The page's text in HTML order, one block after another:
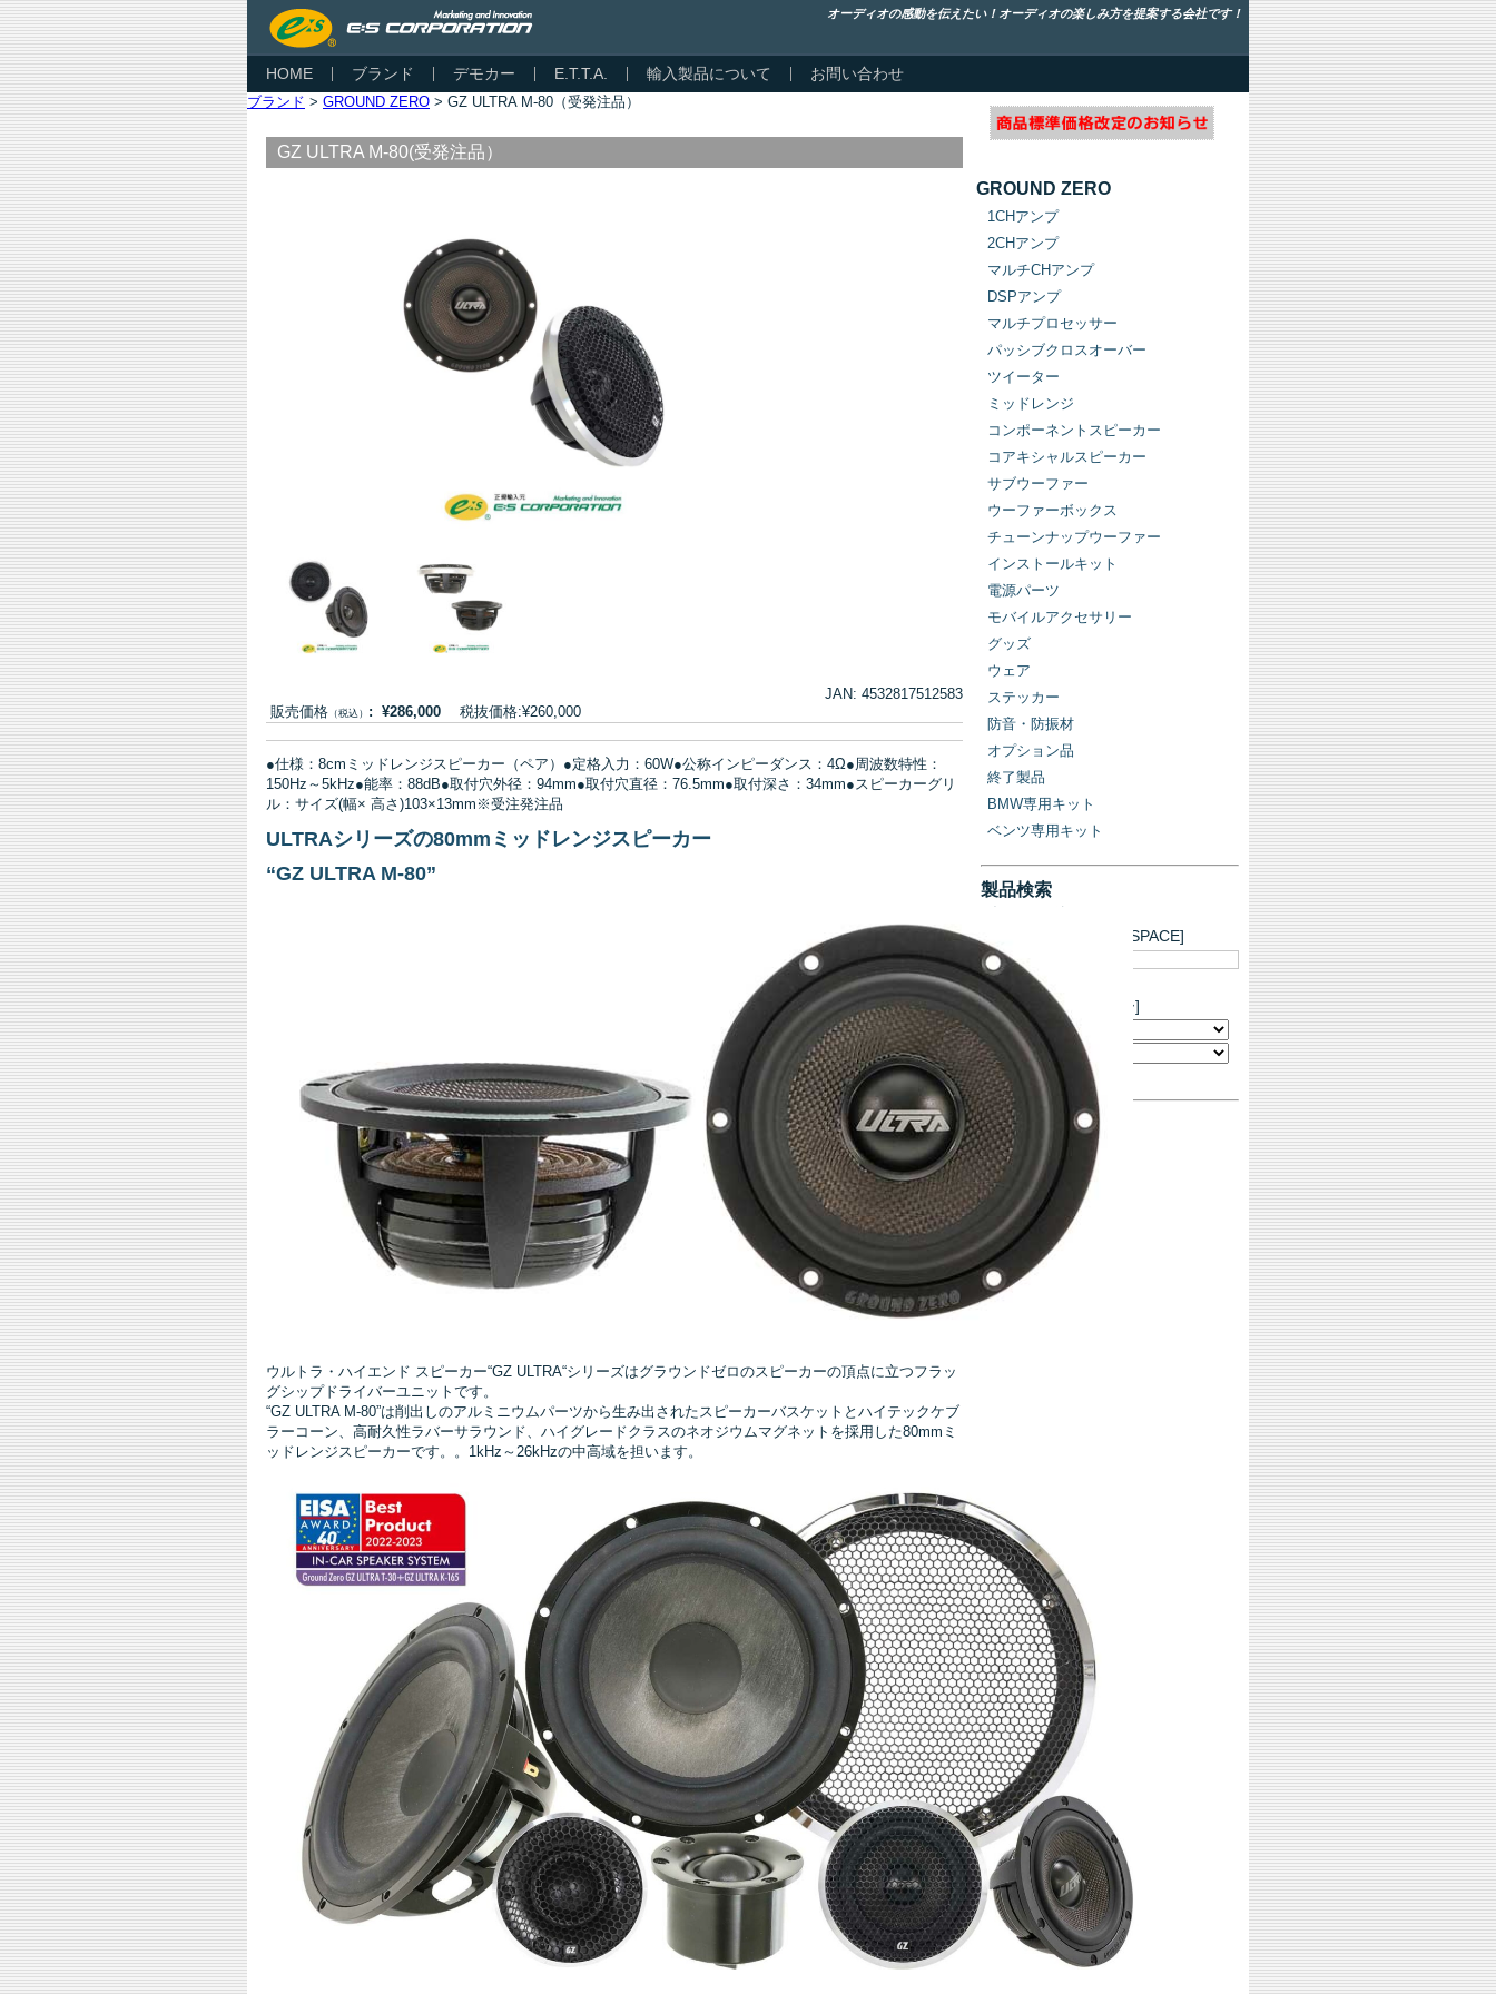
オーディオの感動を伝えたい！オーディオの楽しみ方を提案する会社です！
HOME ブランド デモカー E.T.T.A. 輸入製品について お問い合わせ
ブランド > GROUND ZERO > GZ ULTRA M-80（受発注品）
GZ ULTRA M-80(受発注品）
JAN: 4532817512583
販売価格 （税込） : ¥286,000 税抜価格:¥260,000
●仕様：8cmミッドレンジスピーカー（ペア）●定格入力：60W●公称インピーダンス：4Ω●周波数特性：
150Hz～5kHz●能率：88dB●取付穴外径：94mm●取付穴直径：76.5mm●取付深さ：34mm●スピーカーグリ
ル：サイズ(幅× 高さ)103×13mm※受注発注品
ULTRAシリーズの80mmミッドレンジスピーカー
“GZ ULTRA M-80”
ウルトラ・ハイエンド スピーカー“GZ ULTRA“シリーズはグラウンドゼロのスピーカーの頂点に立つフラッ
グシップドライバーユニットです。
“GZ ULTRA M-80”は削出しのアルミニウムパーツから生み出されたスピーカーバスケットとハイテックケブ
ラーコーン、高耐久性ラバーサラウンド、ハイグレードクラスのネオジウムマグネットを採用した80mmミ
ッドレンジスピーカーです。。1kHz～26kHzの中高域を担います。
GROUND ZERO
1CHアンプ
2CHアンプ
マルチCHアンプ
DSPアンプ
マルチプロセッサー
パッシブクロスオーバー
ツイーター
ミッドレンジ
コンポーネントスピーカー
コアキシャルスピーカー
サブウーファー
ウーファーボックス
チューンナップウーファー
インストールキット
電源パーツ
モバイルアクセサリー
グッズ
ウェア
ステッカー
防音・防振材
オプション品
終了製品
BMW専用キット
ベンツ専用キット
製品検索
↓キーワード
[AND検索 +][OR検索 SPACE]
↓フィルター
[ブランド&カテゴリー]